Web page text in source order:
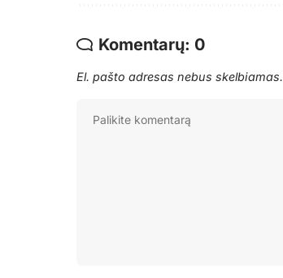
Komentarų: 0
El. pašto adresas nebus skelbiamas.